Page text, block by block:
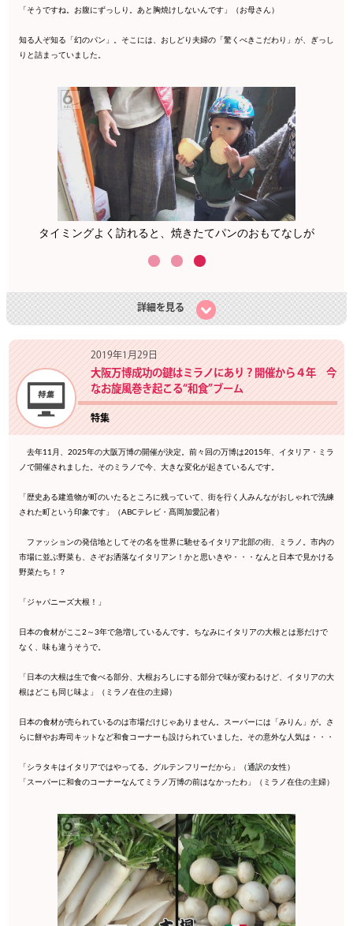
「そうですね。お腹にずっしり。あと胸焼けしないんです」（お母さん）
知る人ぞ知る「幻のパン」。そこには、おしどり夫婦の「驚くべきこだわり」が、ぎっし
りと詰まっていました。
タイミングよく訪れると、焼きたてパンのおもてなしが
詳細を見る
2019年1月29日
大阪万博成功の鍵はミラノにあり？開催から４年 今
なお旋風巻き起こる“和食”ブーム
特集
去年11月、2025年の大阪万博の開催が決定。前々回の万博は2015年、イタリア・ミラ
ノで開催されました。そのミラノで今、大きな変化が起きているんです。
「歴史ある建造物が町のいたるところに残っていて、街を行く人みんながおしゃれで洗練
された町という印象です」（ABCテレビ・髙岡加愛記者）
ファッションの発信地としてその名を世界に馳せるイタリア北部の街、ミラノ。市内の
市場に並ぶ野菜も、さぞお洒落なイタリアン！かと思いきや・・・なんと日本で見かける
野菜たち！？
「ジャパニーズ大根！」
日本の食材がここ2～3年で急増しているんです。ちなみにイタリアの大根とは形だけで
なく、味も違うそうで。
「日本の大根は生で食べる部分、大根おろしにする部分で味が変わるけど、イタリアの大
根はどこも同じ味よ」（ミラノ在住の主婦）
日本の食材が売られているのは市場だけじゃありません。スーパーには「みりん」が。さ
らに餅やお寿司キットなど和食コーナーも設けられていました。その意外な人気は・・・
「シラタキはイタリアではやってる。グルテンフリーだから」（通訳の女性）
「スーパーに和食のコーナーなんてミラノ万博の前はなかったわ」（ミラノ在住の主婦）